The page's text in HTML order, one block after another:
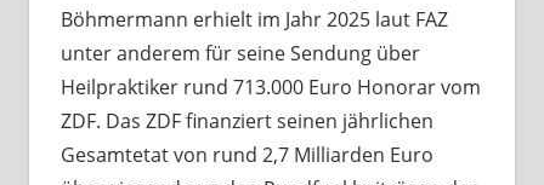
Böhmermann erhielt im Jahr 2025 laut FAZ
unter anderem für seine Sendung über
Heilpraktiker rund 713.000 Euro Honorar vom
ZDF. Das ZDF finanziert seinen jährlichen
Gesamtetat von rund 2,7 Milliarden Euro